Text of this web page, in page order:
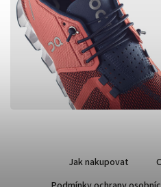
Jak nakupovat